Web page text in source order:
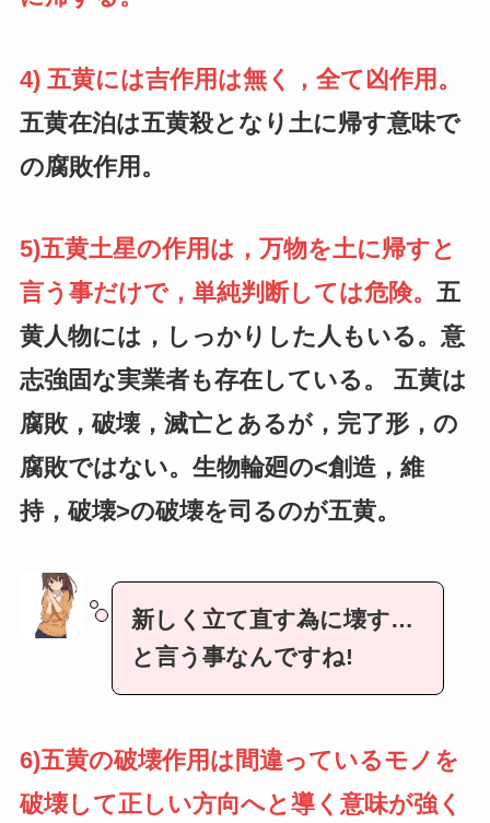
4) 五黄には吉作用は無く，全て凶作用。
五黄在泊は五黄殺となり土に帰す意味で
の腐敗作用。
5)五黄土星の作用は，万物を土に帰すと
言う事だけで，単純判断しては危険。 五
黄人物には，しっかりした人もいる。意
志強固な実業者も存在している。 五黄は
腐敗，破壊，滅亡とあるが，完了形，の
腐敗ではない。生物輪廻の<創造，維
持，破壊>の破壊を司るのが五黄。
新しく立て直す為に壊す…
と言う事なんですね!
6)五黄の破壊作用は間違っているモノを
破壊して正しい方向へと導く意味が強く